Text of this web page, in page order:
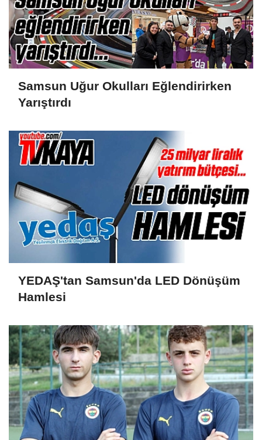
Samsun Uğur Okulları Eğlendirirken
Yarıştırdı
YEDAŞ'tan Samsun'da LED Dönüşüm
Hamlesi